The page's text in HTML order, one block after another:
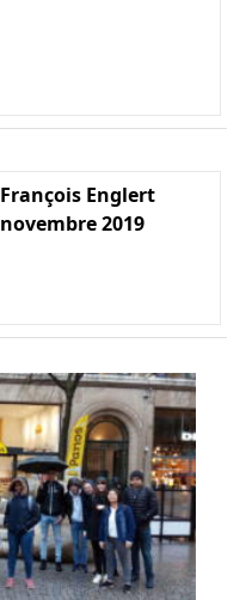
François Englert
novembre 2019